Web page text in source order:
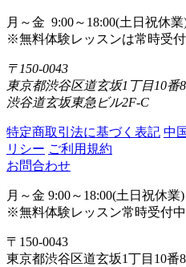
月～金 9:00～18:00(土日祝休業
※無料体験レッスンは常時受
〒150-0043
東京都渋谷区道玄坂1丁目10番
渋谷道玄坂東急ビル2F-C
特定商取引法に基づく表記 中
リシー ご利用規約
お問合わせ
月～金 9:00～18:00(土日祝休業)
※無料体験レッスン常時受付中
〒150-0043
東京都渋谷区道玄坂1丁目10番